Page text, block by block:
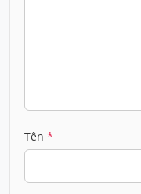
Tên *